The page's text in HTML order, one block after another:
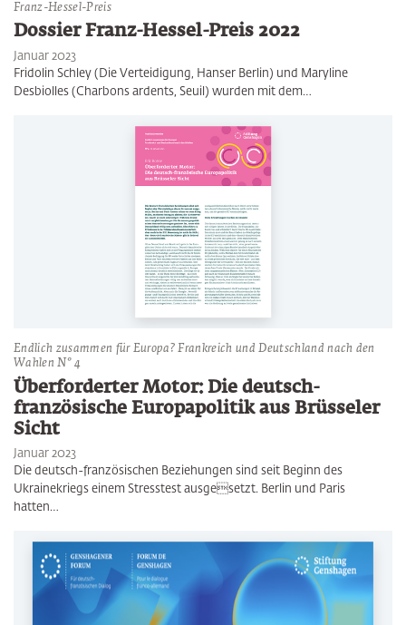
Franz-Hessel-Preis
Dossier Franz-Hessel-Preis 2022
Januar 2023
Fridolin Schley (Die Verteidigung, Hanser Berlin) und Maryline
Desbiolles (Charbons ardents, Seuil) wurden mit dem…
Endlich zusammen für Europa? Frankreich und Deutschland nach den
Wahlen N° 4
Überforderter Motor: Die deutsch-
französische Europapolitik aus Brüsseler
Sicht
Januar 2023
Die deutsch-französischen Beziehungen sind seit Beginn des
Ukrainekriegs einem Stresstest ausgesetzt. Berlin und Paris
hatten…